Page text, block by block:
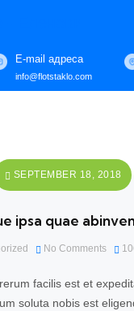
E-mail адреса
info@flotstaklo.com
SEPTEMBER 18, 2018
ipsa quae
No Comments
facilis est et
soluta nobis est